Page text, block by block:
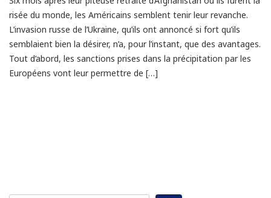
risée du monde, les Américains semblent tenir leur revanche.
L’invasion russe de l’Ukraine, qu’ils ont annoncé si fort qu’ils
semblaient bien la désirer, n’a, pour l’instant, que des avantages.
Tout d’abord, les sanctions prises dans la précipitation par les
Européens vont leur permettre de […]